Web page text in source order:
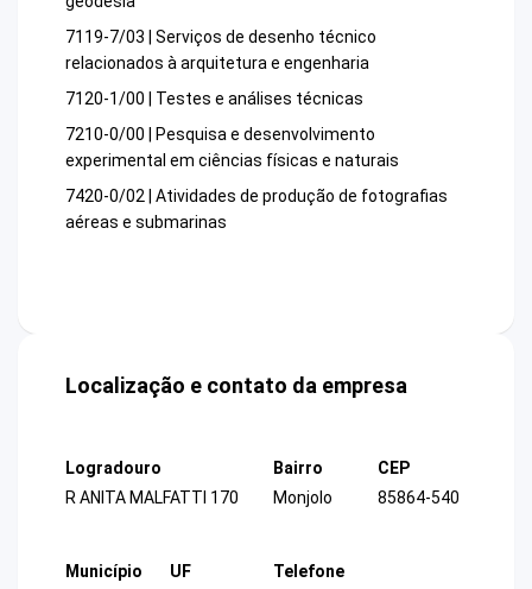
7119-7/03 | Serviços de desenho técnico
relacionados à arquitetura e engenharia
7120-1/00 | Testes e análises técnicas
7210-0/00 | Pesquisa e desenvolvimento
experimental em ciências físicas e naturais
7420-0/02 | Atividades de produção de fotografias
aéreas e submarinas
Localização e contato da empresa
Logradouro
R ANITA MALFATTI 170
Bairro
Monjolo
CEP
85864-540
Município
UF
Telefone